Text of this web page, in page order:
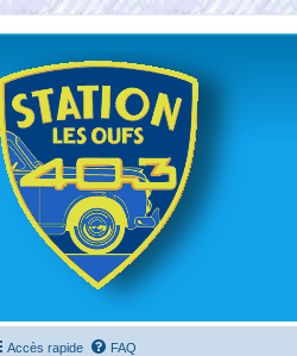
Accès rapide FAQ